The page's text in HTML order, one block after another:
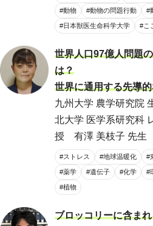
#動物 #動物の問題行動 #
#日本獣医生命科学大学 #こ
世界人口97億人問題
は？
世界に通用する先導
九州大学 農学研究院
北大学 医学系研究科
授 有澤 美枝子 先生
#ストレス #地球温暖化 #
#薬学 #遺伝子 #化学 #
#植物
ブロッコリーに含ま